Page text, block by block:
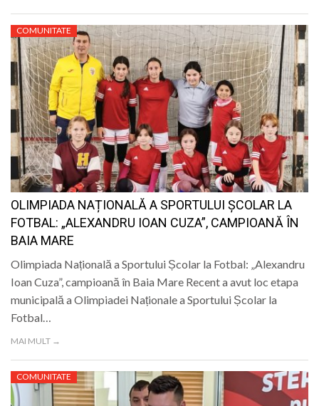
COMUNITATE
OLIMPIADA NAȚIONALĂ A SPORTULUI ȘCOLAR LA
FOTBAL: „ALEXANDRU IOAN CUZA”, CAMPIOANĂ ÎN
BAIA MARE
Olimpiada Națională a Sportului Școlar la Fotbal: „Alexandru
Ioan Cuza”, campioană în Baia Mare Recent a avut loc etapa
municipală a Olimpiadei Naționale a Sportului Școlar la
Fotbal…
MAI MULT →
COMUNITATE